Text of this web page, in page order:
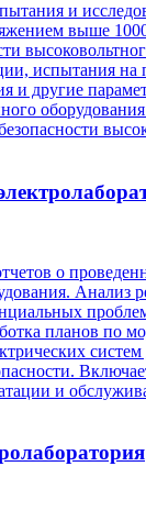
и
выше
испытания на
и другие
о
Анализ
планов по
и